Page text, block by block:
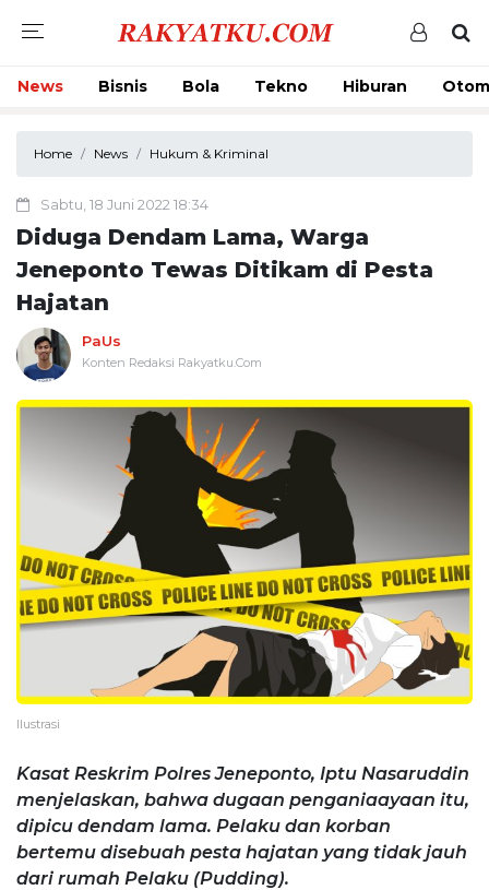
News Bisnis Bola Tekno Hiburan
Home News Hukum & Kriminal
Sabtu, 18 Juni 2022 18:34
Diduga Dendam Lama, Warga
Jeneponto Tewas Ditikam di Pesta
Hajatan
PaUs
Konten Redaksi Rakyatku.Com
Ilustrasi
Kasat Reskrim Polres Jeneponto, Iptu Nasaruddin
menjelaskan, bahwa dugaan penganiaayaan itu,
dipicu dendam lama. Pelaku dan korban
bertemu disebuah pesta hajatan yang tidak jauh
dari rumah Pelaku (Pudding).